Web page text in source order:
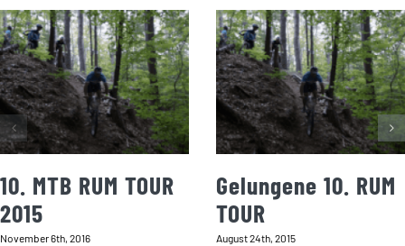
10. MTB RUM TOUR
2015
November 6th, 2016
Gelungene 10. RUM
TOUR
August 24th, 2015